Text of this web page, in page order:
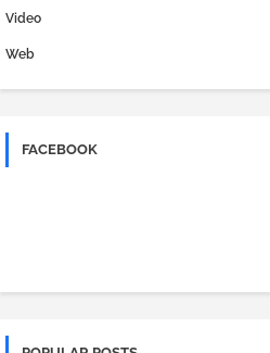
Video
Web
FACEBOOK